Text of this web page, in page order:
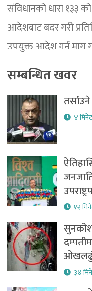
संविधानको धारा १३३
आदेशबाट बदर गरी
उपयुक्त आदेश गर्न माग
सम्बन्धित खवर
४
१२
३४